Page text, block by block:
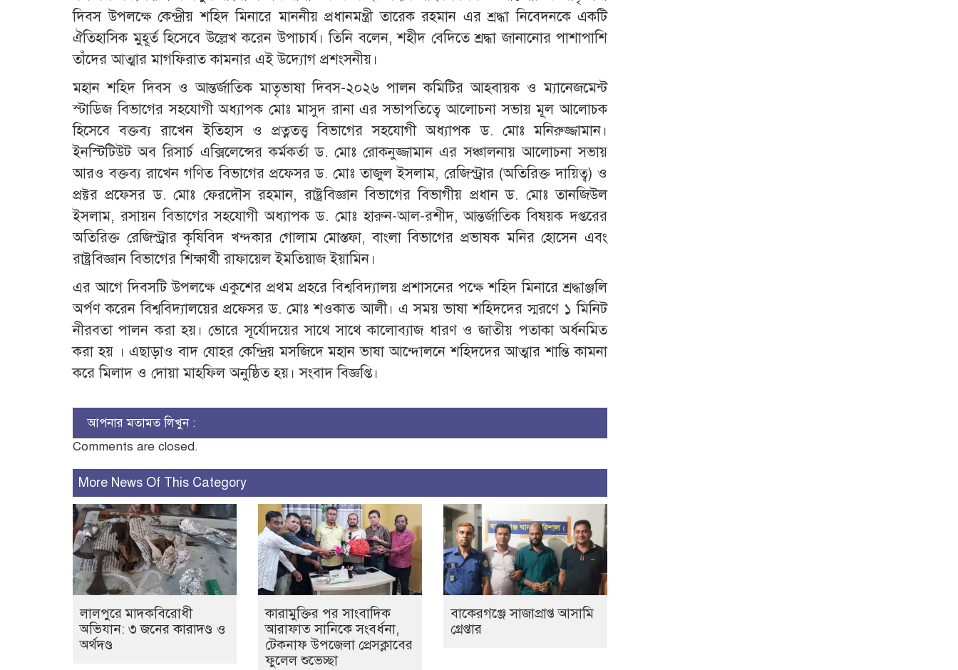
দিবস উপলক্ষে কেন্দ্রীয় শহিদ মিনারে মাননীয় প্রধানমন্ত্রী তারেক রহমান এর শ্রদ্ধা নিবেদনকে একটি
ঐতিহাসিক মুহূর্ত হিসেবে উল্লেখ করেন উপাচার্য। তিনি বলেন, শহীদ বেদিতে শ্রদ্ধা জানানোর পাশাপাশি
তাঁদের আত্মার মাগফিরাত কামনার এই উদ্যোগ প্রশংসনীয়।
মহান শহিদ দিবস ও আন্তর্জাতিক মাতৃভাষা দিবস-২০২৬ পালন কমিটির আহবায়ক ও ম্যানেজমেন্ট
স্টাডিজ বিভাগের সহযোগী অধ্যাপক মোঃ মাসুদ রানা এর সভাপতিত্বে আলোচনা সভায় মূল আলোচক
হিসেবে বক্তব্য রাখেন ইতিহাস ও প্রত্নতত্ত্ব বিভাগের সহযোগী অধ্যাপক ড. মোঃ মনিরুজ্জামান।
ইনস্টিটিউট অব রিসার্চ এক্সিলেন্সের কর্মকর্তা ড. মোঃ রোকনুজ্জামান এর সঞ্চালনায় আলোচনা সভায়
আরও বক্তব্য রাখেন গণিত বিভাগের প্রফেসর ড. মোঃ তাজুল ইসলাম, রেজিস্ট্রার (অতিরিক্ত দায়িত্ব) ও
প্রক্টর প্রফেসর ড. মোঃ ফেরদৌস রহমান, রাষ্ট্রবিজ্ঞান বিভাগের বিভাগীয় প্রধান ড. মোঃ তানজিউল
ইসলাম, রসায়ন বিভাগের সহযোগী অধ্যাপক ড. মোঃ হারুন-আল-রশীদ, আন্তর্জাতিক বিষয়ক দপ্তরের
অতিরিক্ত রেজিস্ট্রার কৃষিবিদ খন্দকার গোলাম মোস্তফা, বাংলা বিভাগের প্রভাষক মনির হোসেন এবং
রাষ্ট্রবিজ্ঞান বিভাগের শিক্ষার্থী রাফায়েল ইমতিয়াজ ইয়ামিন।
এর আগে দিবসটি উপলক্ষে একুশের প্রথম প্রহরে বিশ্ববিদ্যালয় প্রশাসনের পক্ষে শহিদ মিনারে শ্রদ্ধাঞ্জলি
অর্পণ করেন বিশ্ববিদ্যালয়ের প্রফেসর ড. মোঃ শওকাত আলী। এ সময় ভাষা শহিদদের স্মরণে ১ মিনিট
নীরবতা পালন করা হয়। ভোরে সূর্যোদয়ের সাথে সাথে কালোব্যাজ ধারণ ও জাতীয় পতাকা অর্ধনমিত
করা হয় । এছাড়াও বাদ যোহর কেন্দ্রিয় মসজিদে মহান ভাষা আন্দোলনে শহিদদের আত্মার শান্তি কামনা
করে মিলাদ ও দোয়া মাহফিল অনুষ্ঠিত হয়। সংবাদ বিজ্ঞপ্তি।
আপনার মতামত লিখুন :
Comments are closed.
More News Of This Category
লালপুরে মাদকবিরোধী
অভিযান: ৩ জনের কারাদণ্ড ও
অর্থদণ্ড
কারামুক্তির পর সাংবাদিক
আরাফাত সানিকে সংবর্ধনা,
টেকনাফ উপজেলা প্রেসক্লাবের
ফুলেল শুভেচ্ছা
বাকেরগঞ্জে সাজাপ্রাপ্ত আসামি
গ্রেপ্তার